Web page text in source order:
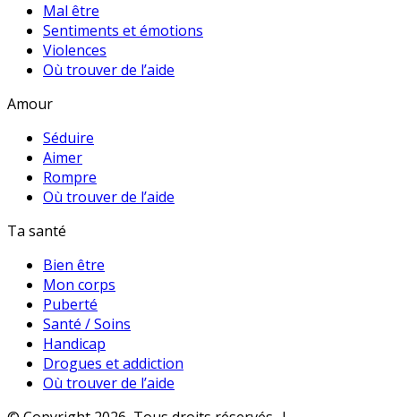
Mal être
Sentiments et émotions
Violences
Où trouver de l’aide
Amour
Séduire
Aimer
Rompre
Où trouver de l’aide
Ta santé
Bien être
Mon corps
Puberté
Santé / Soins
Handicap
Drogues et addiction
Où trouver de l’aide